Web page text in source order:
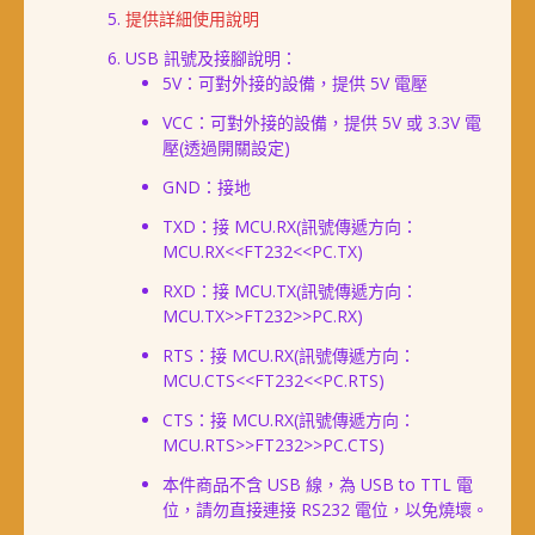
提供詳細使用說明
USB 訊號及接腳說明：
5V：可對外接的設備，提供 5V 電壓
VCC：可對外接的設備，提供 5V 或 3.3V 電
壓(透過開關設定)
GND：接地
TXD：接 MCU.RX(訊號傳遞方向：
MCU.RX<<FT232<<PC.TX)
RXD：接 MCU.TX(訊號傳遞方向：
MCU.TX>>FT232>>PC.RX)
RTS：接 MCU.RX(訊號傳遞方向：
MCU.CTS<<FT232<<PC.RTS)
CTS：接 MCU.RX(訊號傳遞方向：
MCU.RTS>>FT232>>PC.CTS)
本件商品不含 USB 線，為 USB to TTL 電
位，請勿直接連接 RS232 電位，以免燒壞。